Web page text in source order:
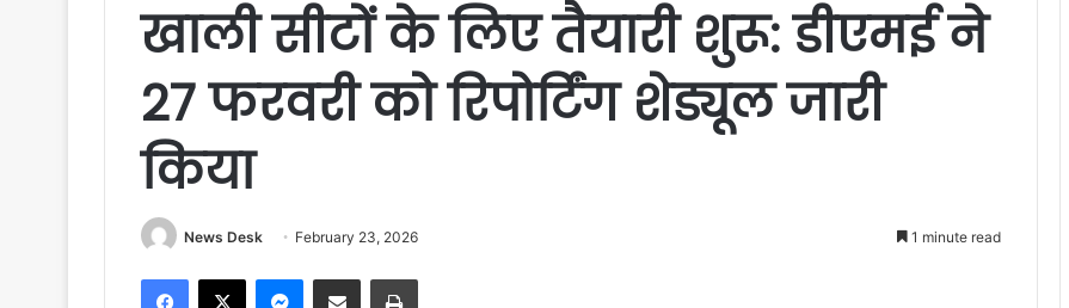
खाली सीटों के लिए तैयारी शुरू: डीएमई ने
27 फरवरी को रिपोर्टिंग शेड्यूल जारी
किया
News Desk February 23, 2026 1 minute read
Facebook
X Messenger
Share via Email Print